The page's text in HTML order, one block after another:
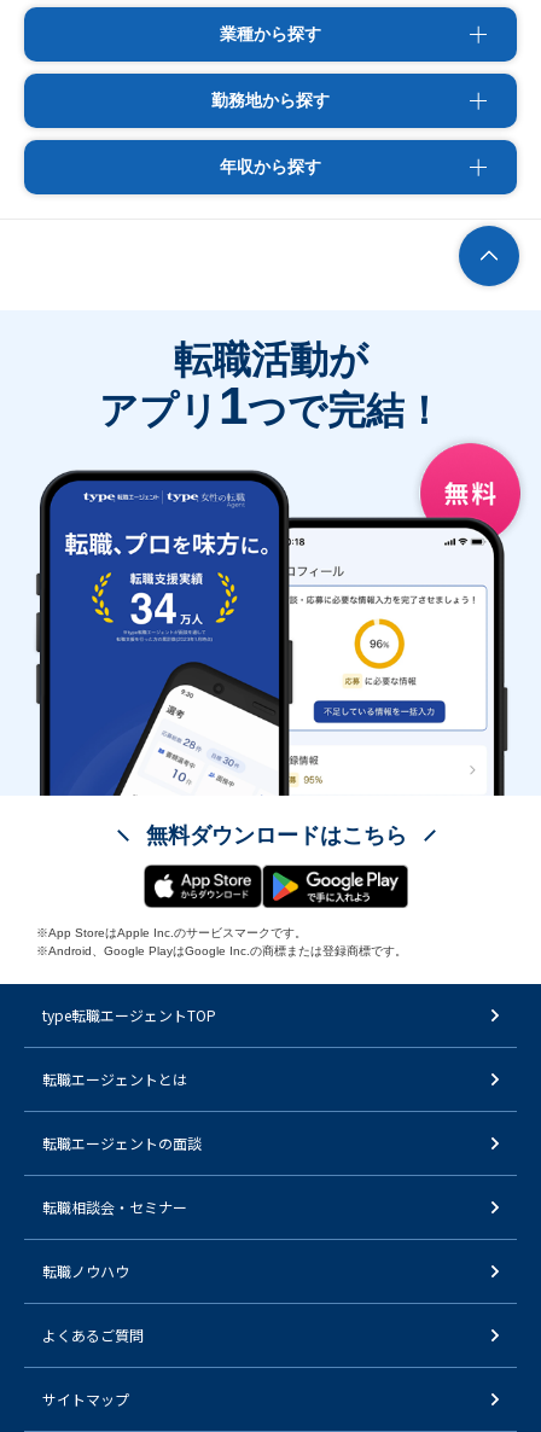
業種から探す
勤務地から探す
年収から探す
転職活動が
アプリ 1つで完結！
無料ダウンロードはこちら
※App StoreはApple Inc.のサービスマークです。
※Android、Google PlayはGoogle Inc.の商標または登録商標です。
type転職エージェントTOP
転職エージェントとは
転職エージェントの面談
転職相談会・セミナー
転職ノウハウ
よくあるご質問
サイトマップ